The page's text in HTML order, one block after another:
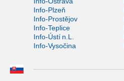
Info-Plzeň
Info-Prostějov
Info-Teplice
Info-Ústí n.L.
Info-Vysočina